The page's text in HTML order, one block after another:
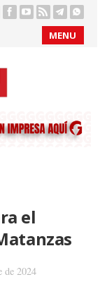
MENU
el
de 2024